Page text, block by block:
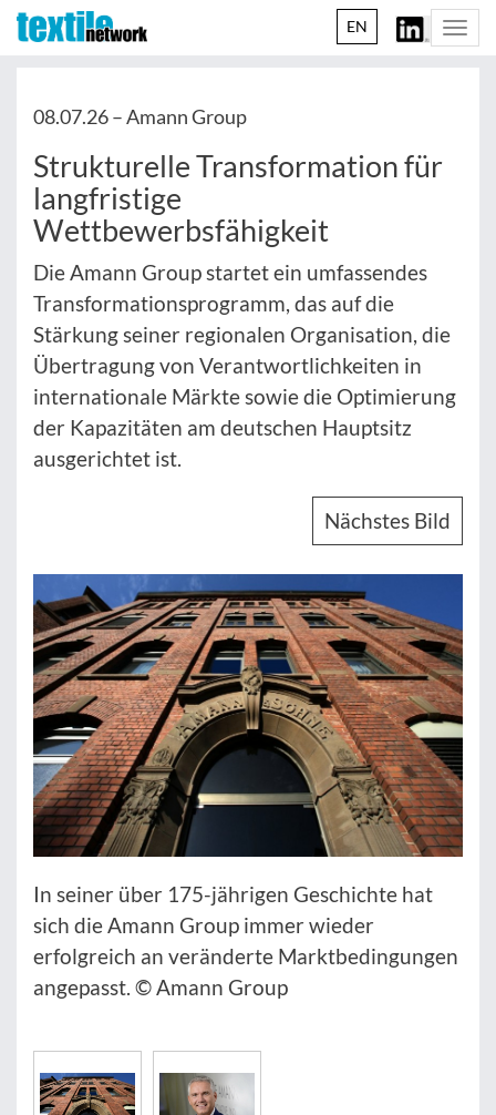
EN
08.07.26 –Amann Group
Strukturelle Transformation für
langfristige
Wettbewerbsfähigkeit
Die Amann Group startet ein umfassendes
Transformationsprogramm, das auf die
Stärkung seiner regionalen Organisation, die
Übertragung von Verantwortlichkeiten in
internationale Märkte sowie die Optimierung
der Kapazitäten am deutschen Hauptsitz
ausgerichtet ist.
Nächstes Bild
In seiner über 175-jährigen Geschichte hat
sich die Amann Group immer wieder
erfolgreich an veränderte Marktbedingungen
angepasst. © Amann Group